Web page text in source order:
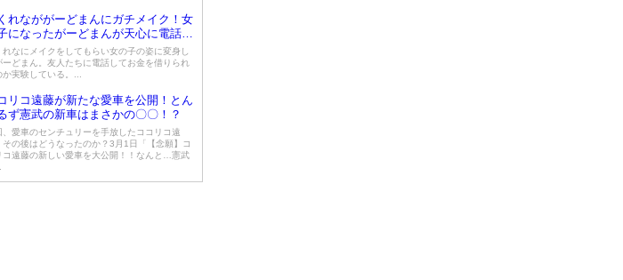
れなががーどまんにガチメイク！女
になったがーどまんが天心に電話す
…
れなにメイクをしてもらい女の子の姿に変身し
ーどまん。友人たちに電話してお金を借りられ
か実験している。...
リコ遠藤が新たな愛車を公開！とん
ず憲武の新車はまさかの〇〇！？
、愛車のセンチュリーを手放したココリコ遠
その後はどうなったのか？3月1日「【念願】コ
コ遠藤の新しい愛車を大公開！！なんと…憲武